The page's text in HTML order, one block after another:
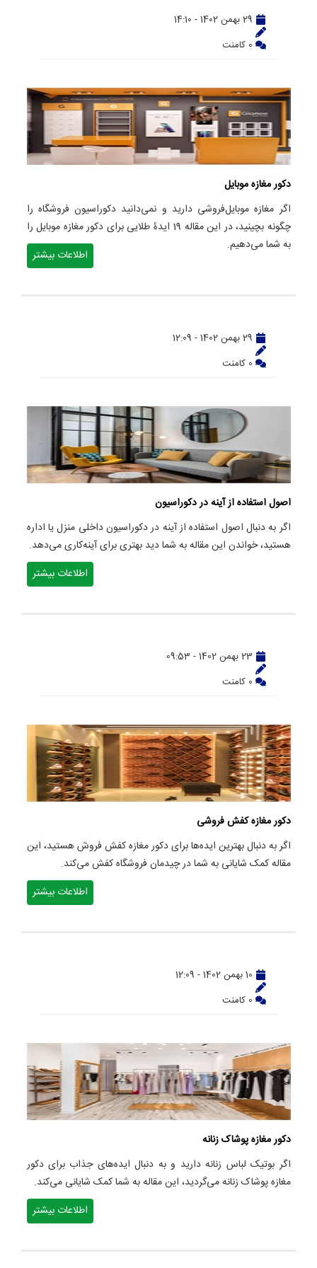
دکور مغازه موبایل
اگر مغازه موبایل‌فروشی دارید و نمی‌دانید دکوراسیون فروشگاه را
چگونه بچینید، در این مقاله 19 ایدۀ طلایی برای دکور مغازه موبایل را
به شما می‌دهیم.
اطلاعات بیشتر
اصول استفاده از آینه در دکوراسیون
اگر به دنبال اصول استفاده از آینه در دکوراسیون داخلی منزل یا اداره
هستید، خواندن این مقاله به شما دید بهتری برای آینه‌کاری می‌دهد.
اطلاعات بیشتر
دکور مغازه کفش فروشی
اگر به دنبال بهترین ایده‌ها برای دکور مغازه کفش فروش هستید، این
مقاله کمک شایانی به شما در چیدمان فروشگاه کفش می‌کند.
اطلاعات بیشتر
دکور مغازه پوشاک زنانه
اگر بوتیک لباس زنانه دارید و به دنبال ایده‌های جذاب برای دکور
مغازه پوشاک زنانه می‌گردید، این مقاله به شما کمک شایانی می‌کند.
اطلاعات بیشتر